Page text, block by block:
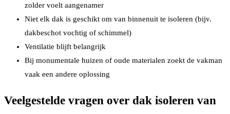
zolder voelt aangenamer
Niet elk dak is geschikt om van binnenuit te isoleren (bijv.
dakbeschot vochtig of schimmel)
Ventilatie blijft belangrijk
Bij monumentale huizen of oude materialen zoekt de vakman
vaak een andere oplossing
Veelgestelde vragen over dak isoleren van